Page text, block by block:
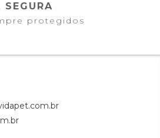
SEGURA
protegidos